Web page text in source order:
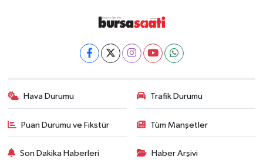
Hava Durumu Trafik Durumu
Puan Durumu ve Fikstür Tüm Manşetler
Son Dakika Haberleri Haber Arşivi